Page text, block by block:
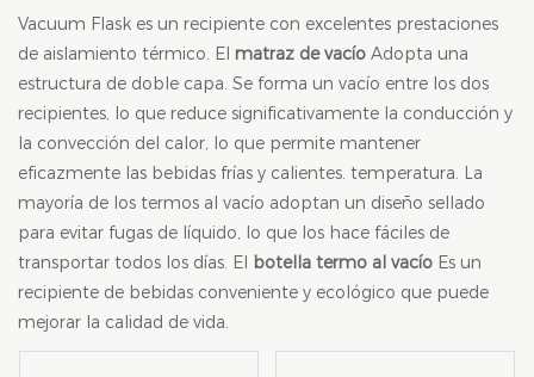
Vacuum Flask es un recipiente con excelentes prestaciones
de aislamiento térmico. El matraz de vacío Adopta una
estructura de doble capa. Se forma un vacío entre los dos
recipientes, lo que reduce significativamente la conducción y
la convección del calor, lo que permite mantener
eficazmente las bebidas frías y calientes. temperatura. La
mayoría de los termos al vacío adoptan un diseño sellado
para evitar fugas de líquido, lo que los hace fáciles de
transportar todos los días. El
botella termo al vacío Es un
recipiente de bebidas conveniente y ecológico que puede
mejorar la calidad de vida.